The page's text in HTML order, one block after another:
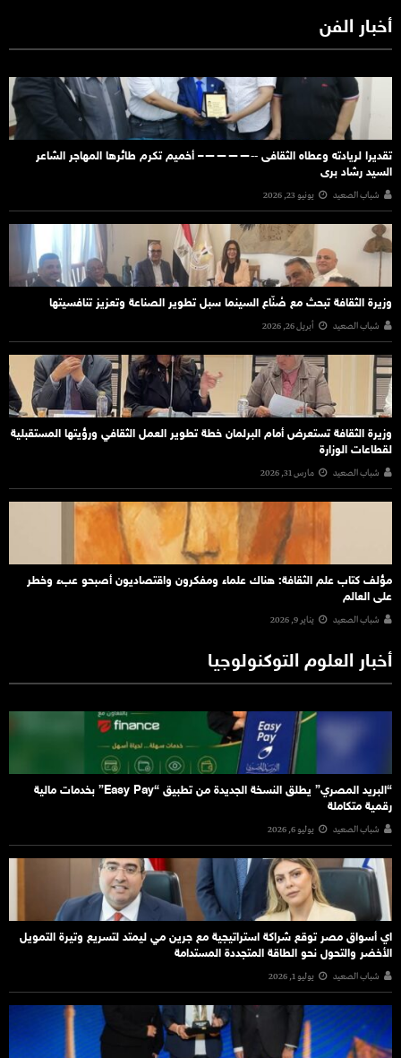
أخبار الفن
تقديرا لريادته وعطاه الثقافى ‐‐————– أخميم تكرم طائرها المهاجر الشاعر
السيد رشاد برى
شباب الصعيد يونيو 23, 2026
وزيرة الثقافة تبحث مع صُنّاع السينما سبل تطوير الصناعة وتعزيز تنافسيتها
شباب الصعيد أبريل 26, 2026
وزيرة الثقافة تستعرض أمام البرلمان خطة تطوير العمل الثقافي ورؤيتها المستقبلية
لقطاعات الوزارة
شباب الصعيد مارس 31, 2026
مؤلف كتاب علم الثقافة: هناك علماء ومفكرون واقتصاديون أصبحو عبء وخطر
على العالم
شباب الصعيد يناير 9, 2026
أخبار العلوم التوكنولوجيا
“البريد المصري” يطلق النسخة الجديدة من تطبيق “Easy Pay” بخدمات مالية
رقمية متكاملة
شباب الصعيد يوليو 6, 2026
اي أسواق مصر توقع شراكة استراتيجية مع جرين مي ليمتد لتسريع وتيرة التمويل
الأخضر والتحول نحو الطاقة المتجددة المستدامة
شباب الصعيد يوليو 1, 2026